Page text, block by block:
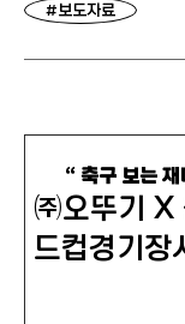
#보도자료
“ 축구 보는
㈜오뚜기 X
드컵경기장